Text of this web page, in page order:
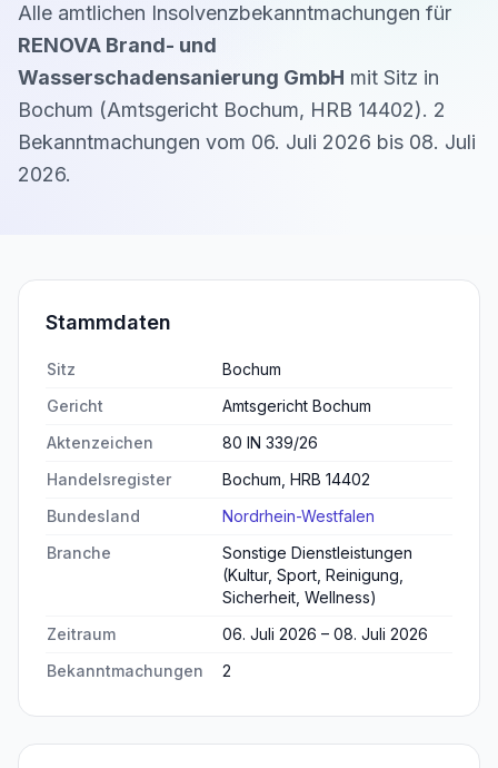
Alle amtlichen Insolvenzbekanntmachungen für
RENOVA Brand- und
Wasserschadensanierung GmbH mit Sitz in
Bochum (Amtsgericht Bochum, HRB 14402). 2
Bekanntmachungen vom 06. Juli 2026 bis 08. Juli
2026.
Stammdaten
Sitz
Bochum
Gericht
Amtsgericht Bochum
Aktenzeichen
80 IN 339/26
Handelsregister
Bochum, HRB 14402
Bundesland
Nordrhein-Westfalen
Branche
Sonstige Dienstleistungen
(Kultur, Sport, Reinigung,
Sicherheit, Wellness)
Zeitraum
06. Juli 2026 – 08. Juli 2026
Bekanntmachungen
2